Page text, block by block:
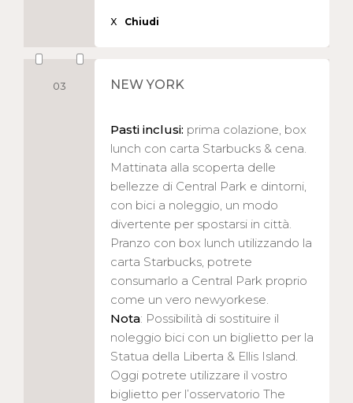
X Chiudi
03 NEW YORK
Pasti inclusi: prima colazione, box
lunch con carta Starbucks & cena.
Mattinata alla scoperta delle
bellezze di Central Park e dintorni,
con bici a noleggio, un modo
divertente per spostarsi in città.
Pranzo con box lunch utilizzando la
carta Starbucks, potrete
consumarlo a Central Park proprio
come un vero newyorkese.
Nota: Possibilità di sostituire il
noleggio bici con un biglietto per la
Statua della Liberta & Ellis Island.
Oggi potrete utilizzare il vostro
biglietto per l’osservatorio The